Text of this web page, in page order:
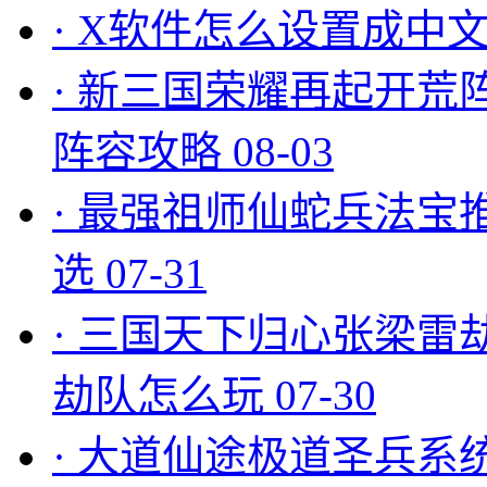
· X软件怎么设置成中
· 新三国荣耀再起开荒
阵容攻略 08-03
· 最强祖师仙蛇兵法宝
选 07-31
· 三国天下归心张梁雷
劫队怎么玩 07-30
· 大道仙途极道圣兵系